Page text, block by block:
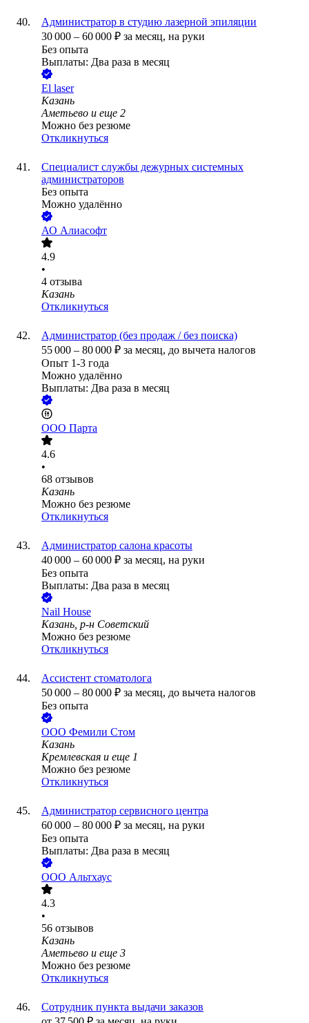
Администратор в студию лазерной эпиляции
30 000 – 60 000 ₽ за месяц, на руки
Без опыта
Выплаты: Два раза в месяц
El laser
Казань
Аметьево и еще 2
Можно без резюме
Откликнуться
Специалист службы дежурных системных
администраторов
Без опыта
Можно удалённо
АО Алиасофт
4.9
•
4 отзыва
Казань
Откликнуться
Администратор (без продаж / без поиска)
55 000 – 80 000 ₽ за месяц, до вычета налогов
Опыт 1-3 года
Можно удалённо
Выплаты: Два раза в месяц
ООО Парта
4.6
•
68 отзывов
Казань
Можно без резюме
Откликнуться
Администратор салона красоты
40 000 – 60 000 ₽ за месяц, на руки
Без опыта
Выплаты: Два раза в месяц
Nail House
Казань, р-н Советский
Можно без резюме
Откликнуться
Ассистент стоматолога
50 000 – 80 000 ₽ за месяц, до вычета налогов
Без опыта
ООО Фемили Стом
Казань
Кремлевская и еще 1
Можно без резюме
Откликнуться
Администратор сервисного центра
60 000 – 80 000 ₽ за месяц, на руки
Без опыта
Выплаты: Два раза в месяц
ООО Альтхаус
4.3
•
56 отзывов
Казань
Аметьево и еще 3
Можно без резюме
Откликнуться
Сотрудник пункта выдачи заказов